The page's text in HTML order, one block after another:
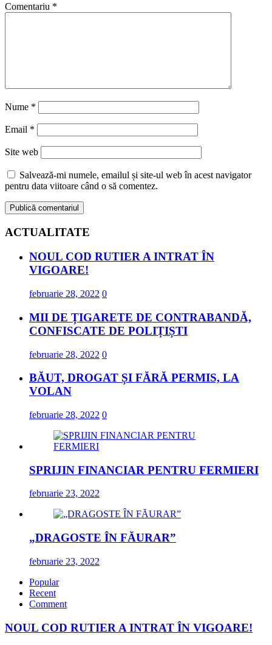
Comentariu *
Nume *
Email *
Site web
Salvează-mi numele, emailul și site-ul web în acest navigator
pentru data viitoare când o să comentez.
ACTUALITATE
NOUL COD RUTIER A INTRAT ÎN
VIGOARE!
februarie 28, 2022 0
MII DE ȚIGARETE DE CONTRABANDĂ,
CONFISCATE DE POLIȚIȘTI
februarie 28, 2022 0
BĂUT, DROGAT ȘI FĂRĂ PERMIS, LA
VOLAN
februarie 28, 2022 0
SPRIJIN FINANCIAR PENTRU FERMIERI
februarie 23, 2022
„DRAGOSTE ÎN FĂURAR”
februarie 23, 2022
Popular
Recent
Comment
NOUL COD RUTIER A INTRAT ÎN VIGOARE!